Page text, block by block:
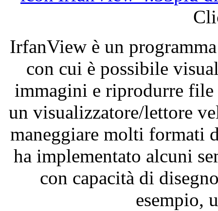
IrfanView è un programma
con cui è possibile
immagini e riprodurre file
un visualizzatore/lettore
maneggiare molti formati
ha implementato alcuni
con capacità di
esempio,